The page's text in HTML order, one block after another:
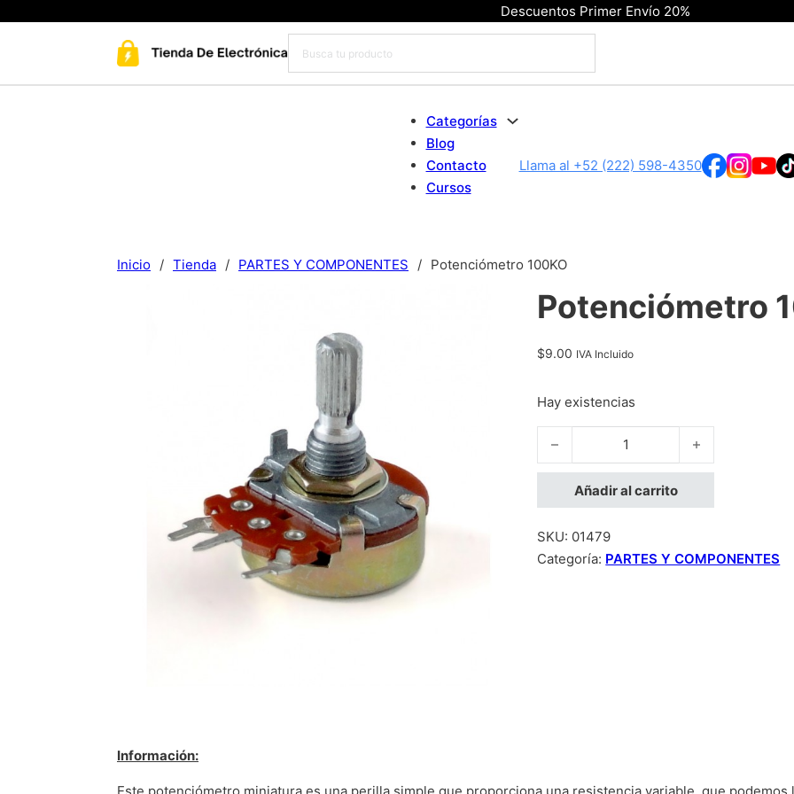
Descuentos Primer Envío 20%
Categorías
Blog
Contacto
Cursos
Llama al +52 (222) 598-4350
Inicio / Tienda / PARTES Y COMPONENTES / Potenciómetro 100KO
Potenciómetro
$9.00 IVA Incluido
Hay existencias
Potenciómetro 100KO cantidad
Añadir al carrito
SKU: 01479
Categoría: PARTES Y COMPONENTES
Información: